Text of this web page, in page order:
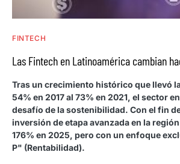
FINTECH
Las Fintech en Latinoamérica cambian
Tras un crecimiento histórico que llevó
54% en 2017 al 73% en 2021, el sector
desafío de la sostenibilidad. Con el fin
inversión de etapa avanzada en la
176% en 2025, pero con un enfoque
P" (Rentabilidad).